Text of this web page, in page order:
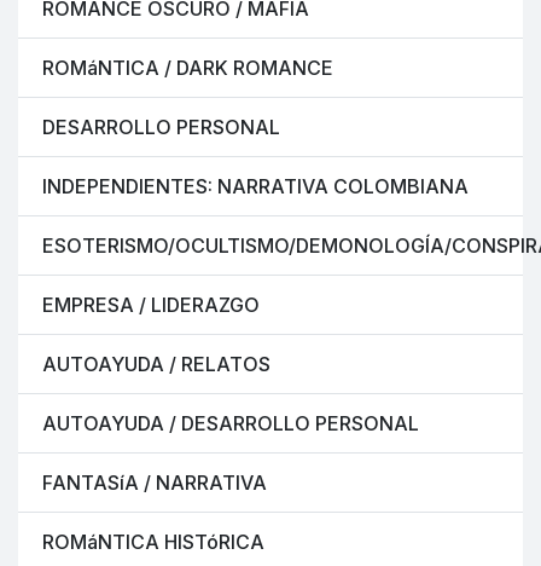
ROMANCE OSCURO / MAFIA
ROMáNTICA / DARK ROMANCE
DESARROLLO PERSONAL
INDEPENDIENTES: NARRATIVA COLOMBIANA
ESOTERISMO/OCULTISMO/DEMONOLOGÍA/
EMPRESA / LIDERAZGO
AUTOAYUDA / RELATOS
AUTOAYUDA / DESARROLLO PERSONAL
FANTASíA / NARRATIVA
ROMáNTICA HISTóRICA